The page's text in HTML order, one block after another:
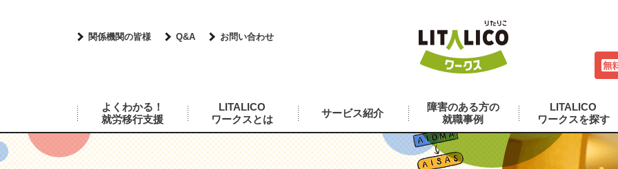
関係機関の皆様 Q&A お問い合わせ
よくわかる！
就労移行支援
LITALICO
ワークスとは
サービス紹介
障害のある方の
就職事例
LITALICO
ワークスを探す